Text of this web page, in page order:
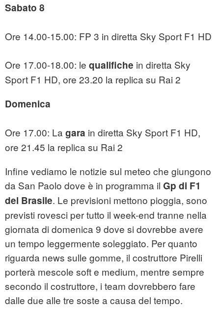
Sabato 8
Ore 14.00-15.00: FP 3 in diretta Sky Sport F1 HD
Ore 17.00-18.00: le qualifiche in diretta Sky
Sport F1 HD, ore 23.20 la replica su Rai 2
Domenica
Ore 17.00: La gara in diretta Sky Sport F1 HD,
ore 21.45 la replica su Rai 2
Infine vediamo le notizie sul meteo che giungono
da San Paolo dove è in programma il Gp di F1
del Brasile. Le previsioni mettono pioggia, sono
previsti rovesci per tutto il week-end tranne nella
giornata di domenica 9 dove si dovrebbe avere
un tempo leggermente soleggiato. Per quanto
riguarda news sulle gomme, il costruttore Pirelli
porterà mescole soft e medium, mentre sempre
secondo il costruttore, i team dovrebbero fare
dalle due alle tre soste a causa del tempo.